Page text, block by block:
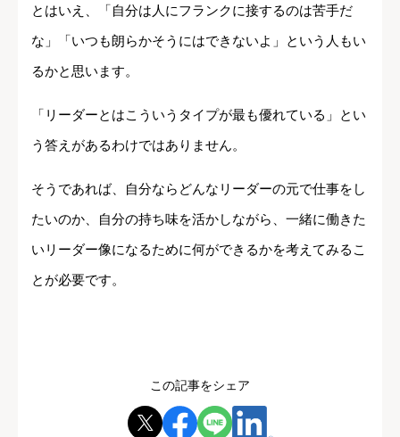
とはいえ、「自分は人にフランクに接するのは苦手だ
な」「いつも朗らかそうにはできないよ」という人もい
るかと思います。
「リーダーとはこういうタイプが最も優れている」とい
う答えがあるわけではありません。
そうであれば、自分ならどんなリーダーの元で仕事をし
たいのか、自分の持ち味を活かしながら、一緒に働きた
いリーダー像になるために何ができるかを考えてみるこ
とが必要です。
この記事をシェア